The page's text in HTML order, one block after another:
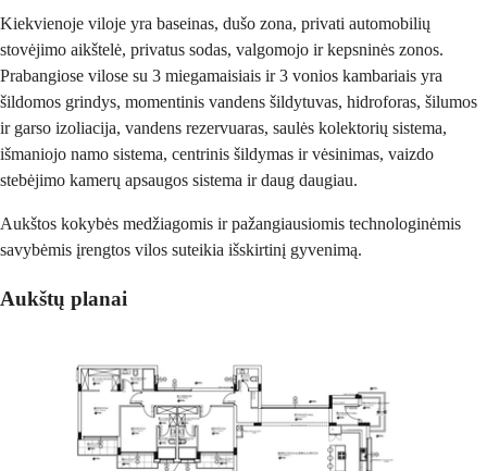
Kiekvienoje viloje yra baseinas, dušo zona, privati automobilių
stovėjimo aikštelė, privatus sodas, valgomojo ir kepsninės zonos.
Prabangiose vilose su 3 miegamaisiais ir 3 vonios kambariais yra
šildomos grindys, momentinis vandens šildytuvas, hidroforas, šilumos
ir garso izoliacija, vandens rezervuaras, saulės kolektorių sistema,
išmaniojo namo sistema, centrinis šildymas ir vėsinimas, vaizdo
stebėjimo kamerų apsaugos sistema ir daug daugiau.
Aukštos kokybės medžiagomis ir pažangiausiomis technologinėmis
savybėmis įrengtos vilos suteikia išskirtinį gyvenimą.
Aukštų planai